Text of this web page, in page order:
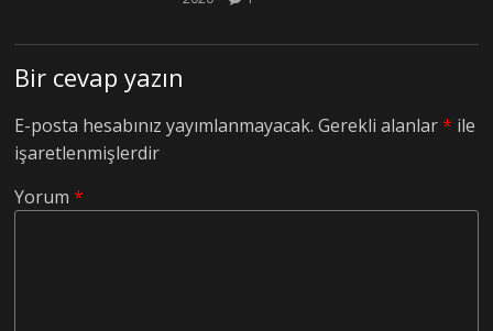
Bir cevap yazın
E-posta hesabınız yayımlanmayacak. Gerekli alanlar* ile
işaretlenmişlerdir
Yorum*